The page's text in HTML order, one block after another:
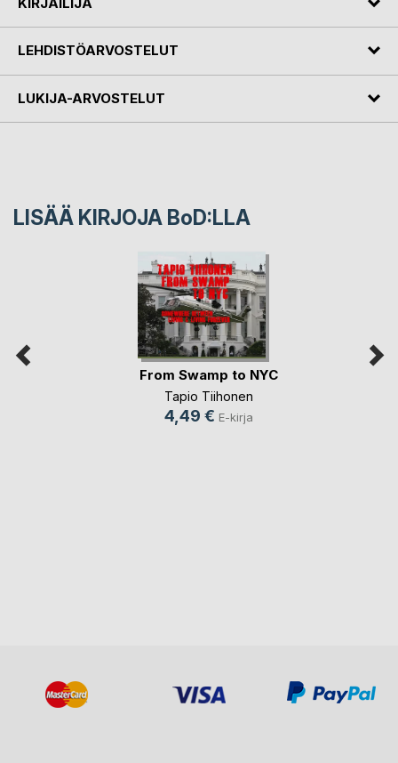
LEHDISTÖARVOSTELUT
LUKIJA-ARVOSTELUT
LISÄÄ KIRJOJA BoD:LLA
From Swamp to NYC
Tapio Tiihonen
4,49 € E-kirja